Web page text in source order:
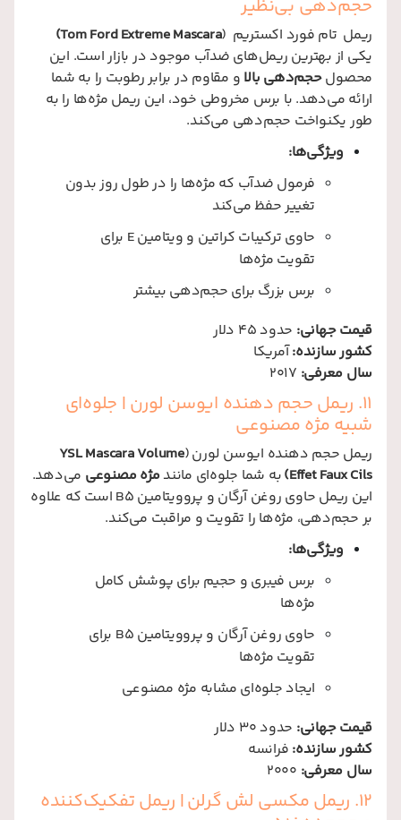
حجم‌دهی بی‌نظیر
ریمل تام فورد اکستریم (Tom Ford Extreme Mascara)
یکی از بهترین ریمل‌های ضدآب موجود در بازار است. این
محصولحجم‌دهی بالا و مقاوم در برابر رطوبت را به شما
ارائه می‌دهد. با برس مخروطی خود، این ریمل مژه‌ها را به
طور یکنواخت حجم‌دهی می‌کند.
ویژگی‌ها:
فرمول ضدآب که مژه‌ها را در طول روز بدون
تغییر حفظ می‌کند
حاوی ترکیبات کراتین و ویتامین E برای
تقویت مژه‌ها
برس بزرگ برای حجم‌دهی بیشتر
قیمت جهانی: حدود 45 دلار
کشور سازنده:آمریکا
سال معرفی:
11. ریمل حجم دهنده ایوسن لورن | جلوه‌ای
شبیه مژه مصنوعی
ریمل حجم دهنده ایوسن لورن (YSL Mascara Volume
Effet Faux Cils) به شما جلوه‌ای مانندمژه مصنوعی می‌دهد.
این ریمل حاوی روغن آرگان و پروویتامین B5 است که علاوه
بر حجم‌دهی، مژه‌ها را تقویت و مراقبت می‌کند.
ویژگی‌ها:
برس فیبری و حجیم برای پوشش کامل
مژه‌ها
حاوی روغن آرگان و پروویتامین B5 برای
تقویت مژه‌ها
ایجاد جلوه‌ای مشابه مژه مصنوعی
قیمت جهانی: حدود 30 دلار
کشور سازنده: فرانسه
سال معرفی:
12. ریمل مکسی لش گرلن | ریمل تفکیک‌کننده